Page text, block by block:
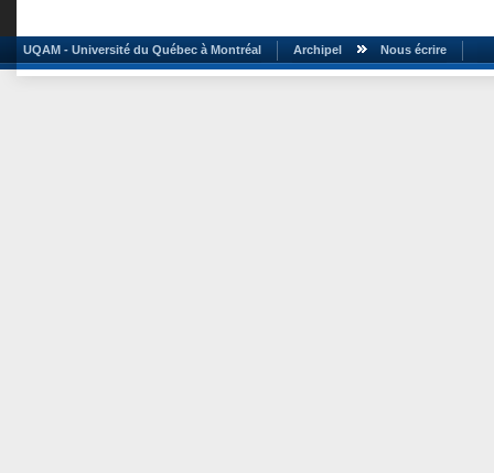
UQAM - Université du Québec à Montréal Archipel Nous écrire